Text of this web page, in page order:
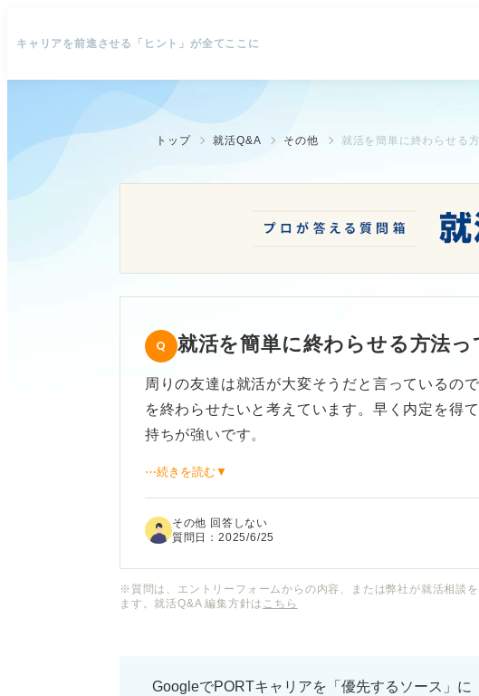
キャリアを前進させる「ヒント」が全てここに
トップ 就活Q&A その他 就活を簡単に終わらせる
就活を簡単に終わらせる方法っ
周りの友達は就活が大変そうだと言っているの
を終わらせたいと考えています。早く内定を得
持ちが強いです。
が決まったという人もいるし、もしコツとか裏
⋯続きを読む▼
その他 回答しない
質問日：2025/6/25
※質問は、エントリーフォームからの内容、または弊社が就活相談
ます。就活Q&A 編集方針は こちら
GoogleでPORTキャリアを「優先するソース」に